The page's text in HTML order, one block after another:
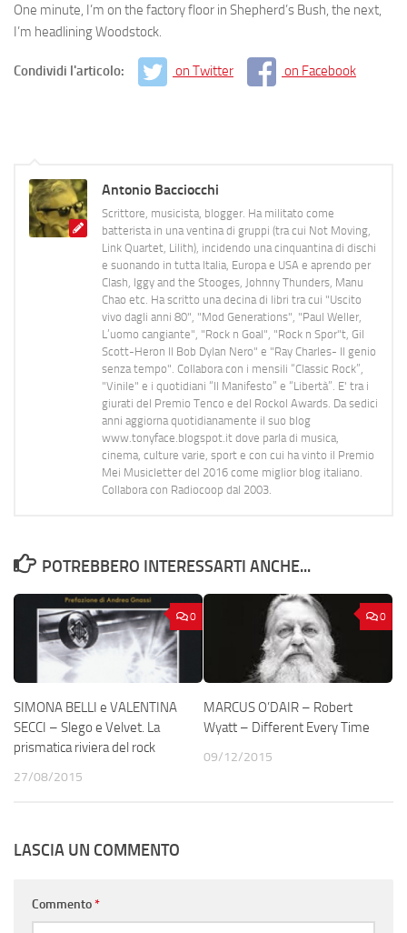
One minute, I’m on the factory floor in Shepherd’s Bush, the next,
I’m headlining Woodstock.
Condividi l'articolo: on Twitter on Facebook
Antonio Bacciocchi
Scrittore, musicista, blogger. Ha militato come
batterista in una ventina di gruppi (tra cui Not Moving,
Link Quartet, Lilith), incidendo una cinquantina di dischi
e suonando in tutta Italia, Europa e USA e aprendo per
Clash, Iggy and the Stooges, Johnny Thunders, Manu
Chao etc. Ha scritto una decina di libri tra cui "Uscito
vivo dagli anni 80", "Mod Generations", "Paul Weller,
L’uomo cangiante", "Rock n Goal", "Rock n Spor"t, Gil
Scott-Heron Il Bob Dylan Nero" e "Ray Charles- Il genio
senza tempo". Collabora con i mensili “Classic Rock”,
"Vinile" e i quotidiani “Il Manifesto” e “Libertà”. E' tra i
giurati del Premio Tenco e del Rockol Awards. Da sedici
anni aggiorna quotidianamente il suo blog
www.tonyface.blogspot.it dove parla di musica,
cinema, culture varie, sport e con cui ha vinto il Premio
Mei Musicletter del 2016 come miglior blog italiano.
Collabora con Radiocoop dal 2003.
POTREBBERO INTERESSARTI ANCHE...
0
SIMONA BELLI e VALENTINA
SECCI – Slego e Velvet. La
prismatica riviera del rock
27/08/2015
0
MARCUS O’DAIR – Robert
Wyatt – Different Every Time
09/12/2015
LASCIA UN COMMENTO
Commento*